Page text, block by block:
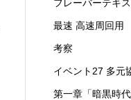
フレーバーテキス
最速 高速周回用
考察
イベント27 多元
第一章「暗黒時代